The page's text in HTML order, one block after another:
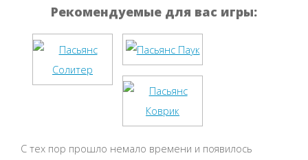
Рекомендуемые для вас игры:
С тех пор прошло немало времени и появилось